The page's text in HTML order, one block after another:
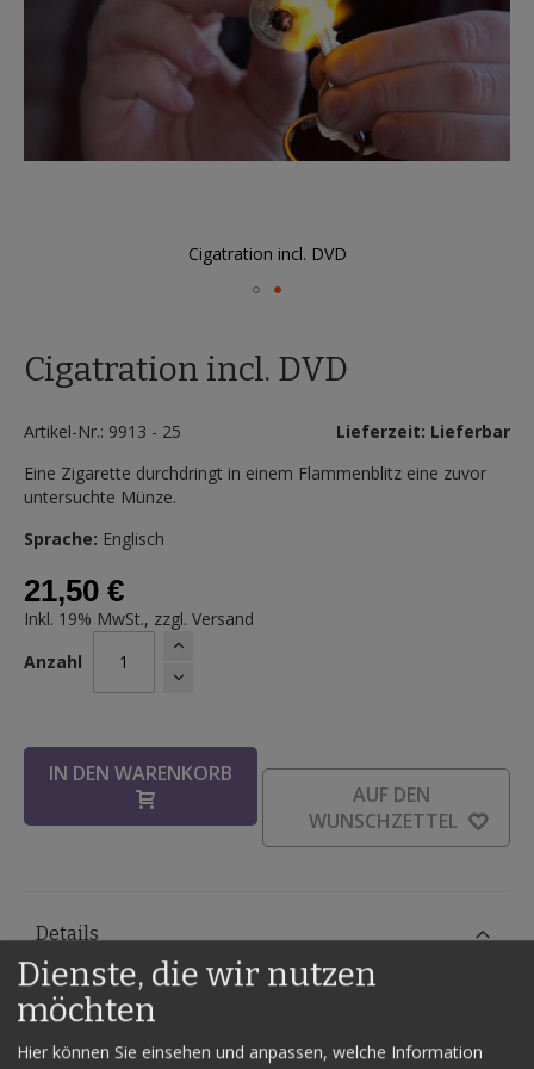
Cigatration incl. DVD
der
Bildergalerie
Cigatration incl. DVD
Artikel-Nr.: 9913 - 25
Lieferzeit: Lieferbar
Eine Zigarette durchdringt in einem Flammenblitz eine zuvor
untersuchte Münze.
Sprache: Englisch
21,50 €
Inkl. 19% MwSt., zzgl. Versand
Anzahl
IN DEN WARENKORB
AUF DEN
WUNSCHZETTEL
Details
Cigatrationist eine der brauchbarsten "Zigarette durch
Münze" Routinen, die wir kennen.
Untersuchen ins Publikum. Dieser wird in ein Stück
Dienste, die wir nutzen
möchten
Hier können Sie einsehen und anpassen, welche Information